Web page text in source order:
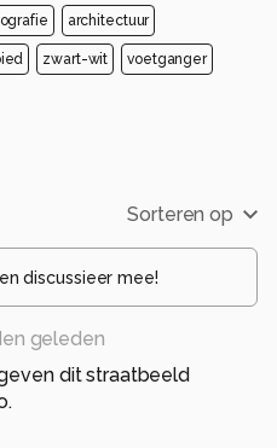
architectuur
zwart-wit voetganger
Sorteren op
en discussieer mee!
geleden
dit straatbeeld